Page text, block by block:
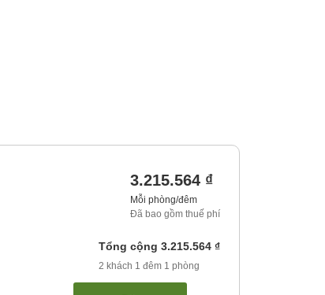
3.215.564 ₫
Mỗi phòng/đêm
Đã bao gồm thuế phí
Tổng cộng 3.215.564 ₫
2 khách 1 đêm 1 phòng